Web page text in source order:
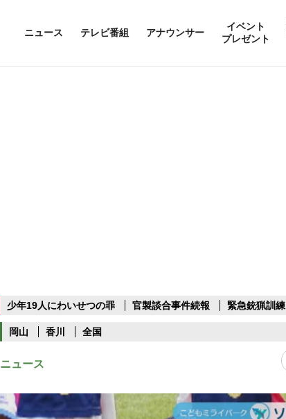
ニュース テレビ番組 アナウンサー
イベント
プレゼント
少年19人にわいせつの罪 官製談合事件続報 緊急銃猟訓練
岡山 香川 全国
ニュース